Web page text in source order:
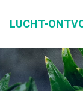
LUCHT-